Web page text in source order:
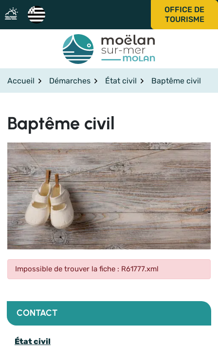
Aller
au
contenu
OFFICE DE
TOURISME
Accueil Démarches État civil Baptême civil
Baptême civil
Impossible de trouver la fiche : R61777.xml
CONTACT
État civil